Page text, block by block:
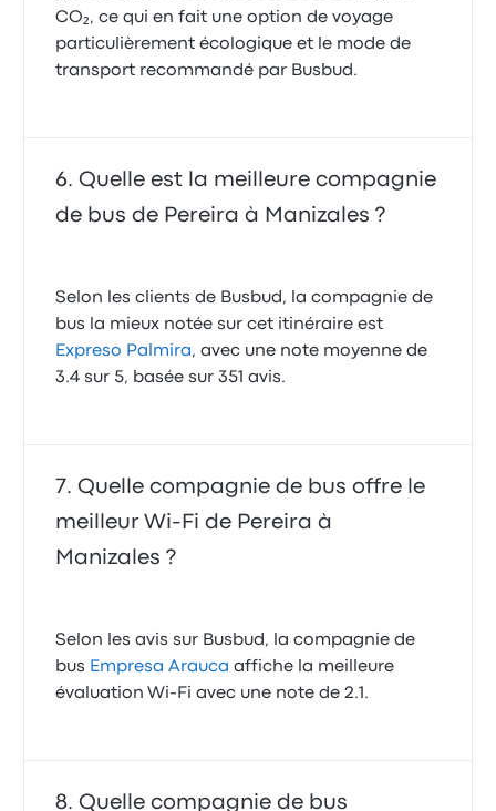
CO₂, ce qui en fait une option de voyage
particulièrement écologique et le mode de
transport recommandé par Busbud.
Quelle est la meilleure compagnie
de bus de Pereira à Manizales ?
Selon les clients de Busbud, la compagnie de
bus la mieux notée sur cet itinéraire est
Expreso Palmira, avec une note moyenne de
3.4 sur 5, basée sur 351 avis.
Quelle compagnie de bus offre le
meilleur Wi-Fi de Pereira à
Manizales ?
Selon les avis sur Busbud, la compagnie de
bus Empresa Arauca affiche la meilleure
évaluation Wi-Fi avec une note de 2.1.
Quelle compagnie de bus